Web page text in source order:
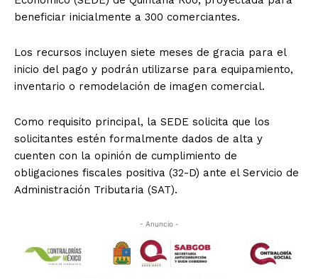
beneficiar inicialmente a 300 comerciantes.
Los recursos incluyen siete meses de gracia para el
inicio del pago y podrán utilizarse para equipamiento,
inventario o remodelación de imagen comercial.
Como requisito principal, la SEDE solicita que los
solicitantes estén formalmente dados de alta y
cuenten con la opinión de cumplimiento de
obligaciones fiscales positiva (32-D) ante el Servicio de
Administración Tributaria (SAT).
- Anuncio -